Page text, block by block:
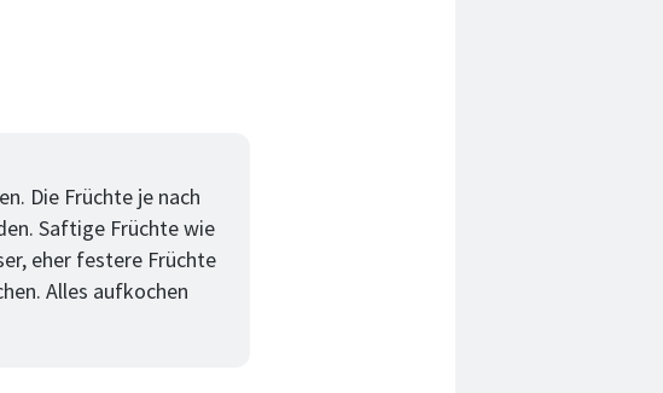
Die Früchte je nach
Saftige Früchte wie
eher festere Früchte
Alles aufkochen